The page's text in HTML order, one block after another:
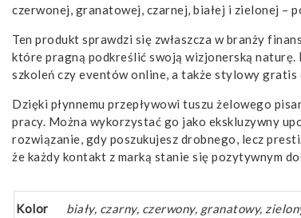
czerwonej, granatowej, czarnej, białej i zielonej –
Ten produkt sprawdzi się zwłaszcza w branży
które pragną podkreślić swoją wizjonerską naturę.
szkoleń czy eventów online, a także stylowy
Dzięki płynnemu przepływowi tuszu żelowego
pracy. Można wykorzystać go jako ekskluzywny
rozwiązanie, gdy poszukujesz drobnego, lecz
że każdy kontakt z marką stanie się pozytywnym
Kolor biały, czarny, czerwony, granatowy,